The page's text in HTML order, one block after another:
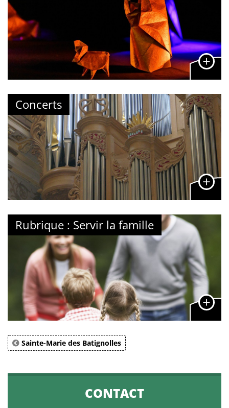
Concerts
Rubrique : Servir la famille
Sainte-Marie des Batignolles
CONTACT